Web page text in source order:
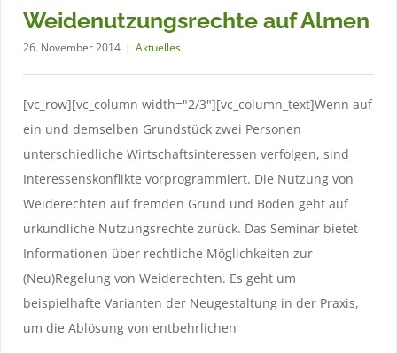
Weidenutzungsrechte auf Almen
26. November 2014 | Aktuelles
[vc_row][vc_column width="2/3"][vc_column_text]Wenn auf
ein und demselben Grundstück zwei Personen
unterschiedliche Wirtschaftsinteressen verfolgen, sind
Interessenskonflikte vorprogrammiert. Die Nutzung von
Weiderechten auf fremden Grund und Boden geht auf
urkundliche Nutzungsrechte zurück. Das Seminar bietet
Informationen über rechtliche Möglichkeiten zur
(Neu)Regelung von Weiderechten. Es geht um
beispielhafte Varianten der Neugestaltung in der Praxis,
um die Ablösung von entbehrlichen
Aktuelles